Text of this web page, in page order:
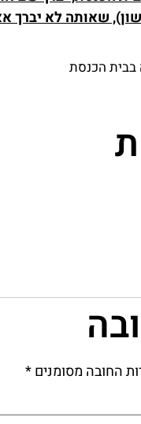
שאותה לא יברך
בבית הכנסת
החובה מסומנים*